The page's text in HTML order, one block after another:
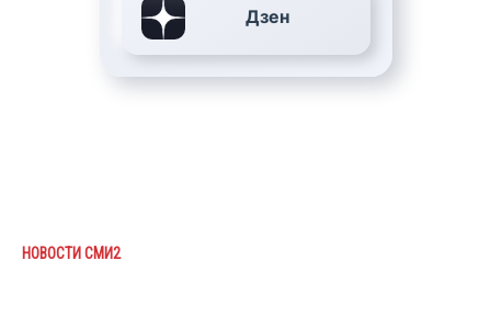
Дзен
НОВОСТИ СМИ2